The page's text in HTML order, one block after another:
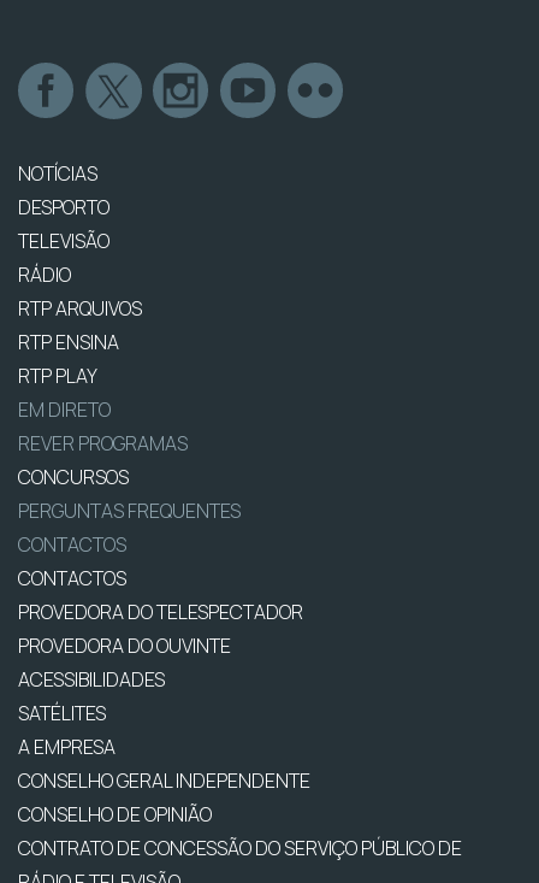
NOTÍCIAS
DESPORTO
TELEVISÃO
RÁDIO
RTP ARQUIVOS
RTP ENSINA
RTP PLAY
EM DIRETO
REVER PROGRAMAS
CONCURSOS
PERGUNTAS FREQUENTES
CONTACTOS
CONTACTOS
PROVEDORA DO TELESPECTADOR
PROVEDORA DO OUVINTE
ACESSIBILIDADES
SATÉLITES
A EMPRESA
CONSELHO GERAL INDEPENDENTE
CONSELHO DE OPINIÃO
CONTRATO DE CONCESSÃO DO SERVIÇO PÚBLICO DE